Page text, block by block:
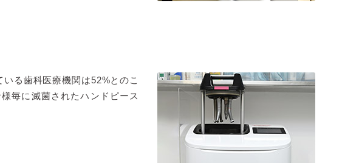
る歯科医療機関は52%とのこ
毎に滅菌されたハンドピース